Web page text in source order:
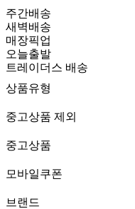
주간배송
새벽배송
매장픽업
오늘출발
트레이더스 배송
상품유형
중고상품 제외
중고상품
모바일쿠폰
브랜드